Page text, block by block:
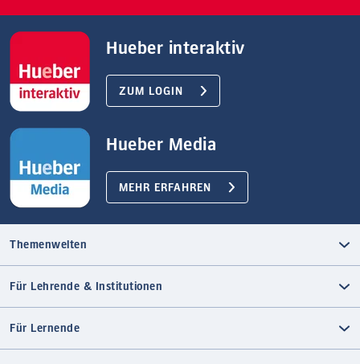
Hueber interaktiv
ZUM LOGIN
Hueber Media
MEHR ERFAHREN
Themenwelten
Für Lehrende & Institutionen
Für Lernende